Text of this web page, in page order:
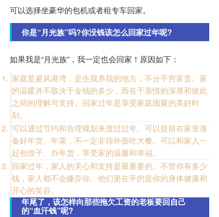
可以选择坐豪华的包机或者租专车回家。
你是“月光族”吗?你没钱该怎么回家过年呢?
如果我是“月光族”，我一定也会回家！原因如下：
家庭是避风港湾，是生我养我的地方，不分平穷富贵。家
的温暖并不取决于金钱的多少，而在于亲情的深厚和彼此
之间的理解与支持。回家过年是享受家庭团聚的美好时
刻。
可以通过节约和合理规划来度过过年。可以提前在家里准
备好年货、年菜，不一定非得外面吃大餐。可以和家人一
起包饺子、办年货，享受家的温馨和幸福。
回家过年，家人的关心和支持是最重要的。不管你有多少
钱，家人都不会嫌弃你。他们更在乎的是你的身体健康和
开心的笑容。
年尾了，该怎样向那些拖欠工资的老板要回自己
的“血汗钱”呢?